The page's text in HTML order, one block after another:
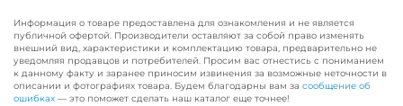
Информация о товаре предоставлена для ознакомления и не является
публичной офертой. Производители оставляют за собой право изменять
внешний вид, характеристики и комплектацию товара, предварительно не
уведомляя продавцов и потребителей. Просим вас отнестись с пониманием
к данному факту и заранее приносим извинения за возможные неточности в
описании и фотографиях товара. Будем благодарны вам за сообщение об
ошибках — это поможет сделать наш каталог еще точнее!